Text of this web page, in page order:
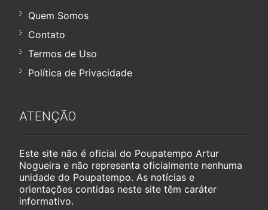
Quem Somos
Contato
Termos de Uso
Política de Privacidade
ATENÇÃO
Este site não é oficial do Poupatempo Artur
Nogueira e não representa oficialmente nenhuma
unidade do Poupatempo. As notícias e
orientações contidas neste site têm caráter
informativo.